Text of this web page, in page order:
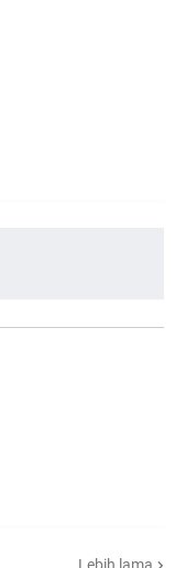
Lebih lama